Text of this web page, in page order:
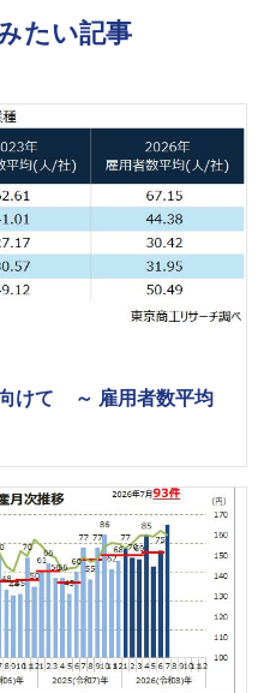
たい記事
けて ～ 雇用者数平均